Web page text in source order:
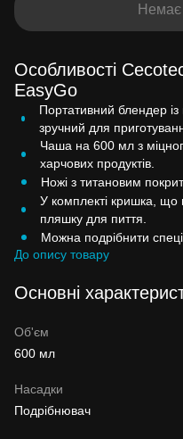
Немає
Особливості
EasyGo
Портативний блендер
зручний для
Чаша на 600 мл з
харчових продуктів.
Ножі з титановим
У комплекті кришка,
пляшку для пиття.
Можна подрібнити
До опису товару
Основні
Об'єм
600 мл
Насадки
Подрібнювач